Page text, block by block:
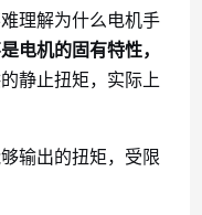
理解为什么电机手
电机的固有特性，
静止扭矩，实际上
输出的扭矩，受限